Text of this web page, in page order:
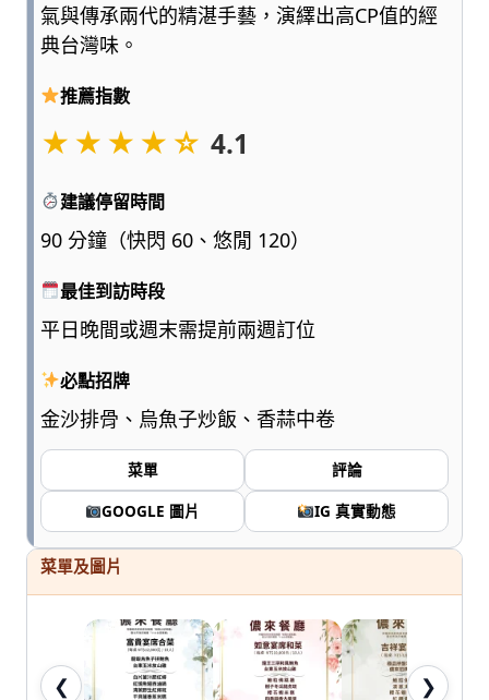
鑑，
少
誇、
用，
一
起
輕
鬆
愛
七
氣與傳承兩代的精湛手藝，演繹出高CP值的經
典台灣味。
推薦指數
★★★★☆ 4.1
建議停留時間
90 分鐘（快閃 60、悠閒 120）
最佳到訪時段
平日晚間或週末需提前兩週訂位
必點招牌
金沙排骨、烏魚子炒飯、香蒜中卷
菜單
評論
GOOGLE 圖片
IG 真實動態
菜單及圖片
❮ ❯